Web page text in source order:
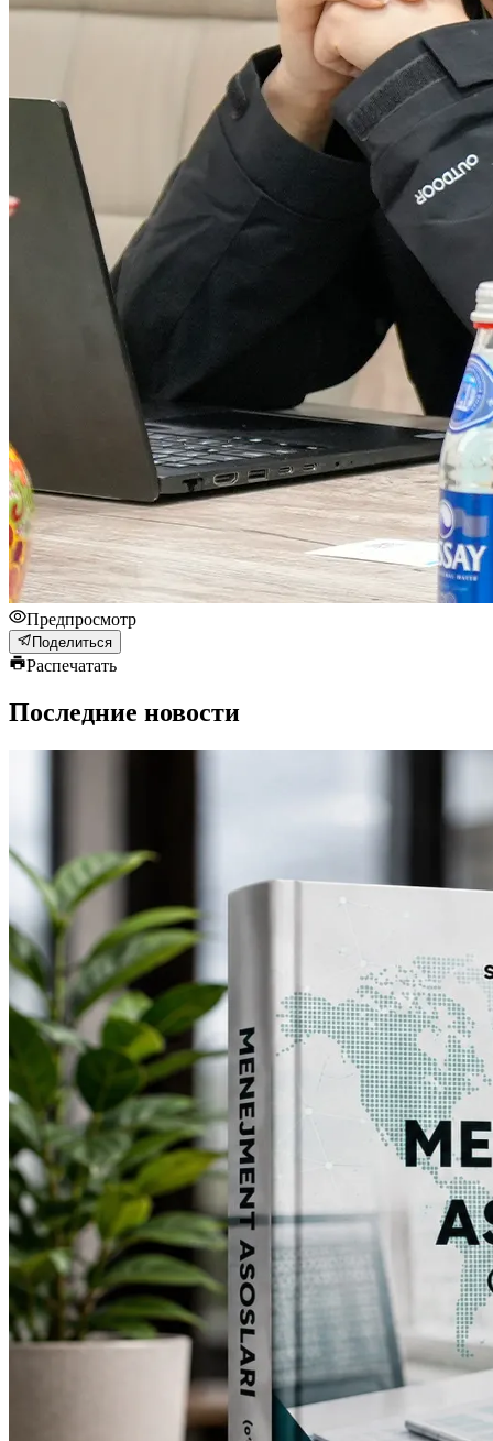
Предпросмотр
Поделиться
Распечатать
Последние новости